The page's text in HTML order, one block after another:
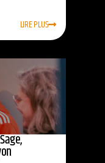
LIRE PLUS